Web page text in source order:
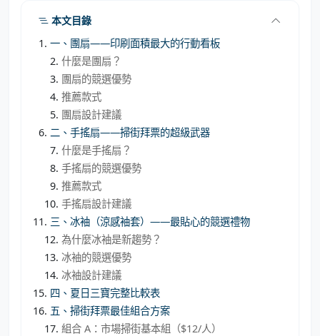
本文目錄
一、團扇——印刷面積最大的行動看板
什麼是團扇？
團扇的競選優勢
推薦款式
團扇設計建議
二、手搖扇——掃街拜票的超級武器
什麼是手搖扇？
手搖扇的競選優勢
推薦款式
手搖扇設計建議
三、冰袖（涼感袖套）——最貼心的競選禮物
為什麼冰袖是新趨勢？
冰袖的競選優勢
冰袖設計建議
四、夏日三寶完整比較表
五、掃街拜票最佳組合方案
組合 A：市場掃街基本組（$12/人）